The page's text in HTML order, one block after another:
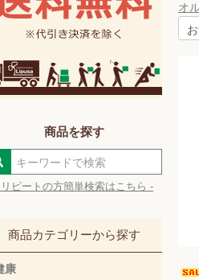
商品を探す
ピートの方簡単検索はこちら -
商品カテゴリーから探す
康
オ